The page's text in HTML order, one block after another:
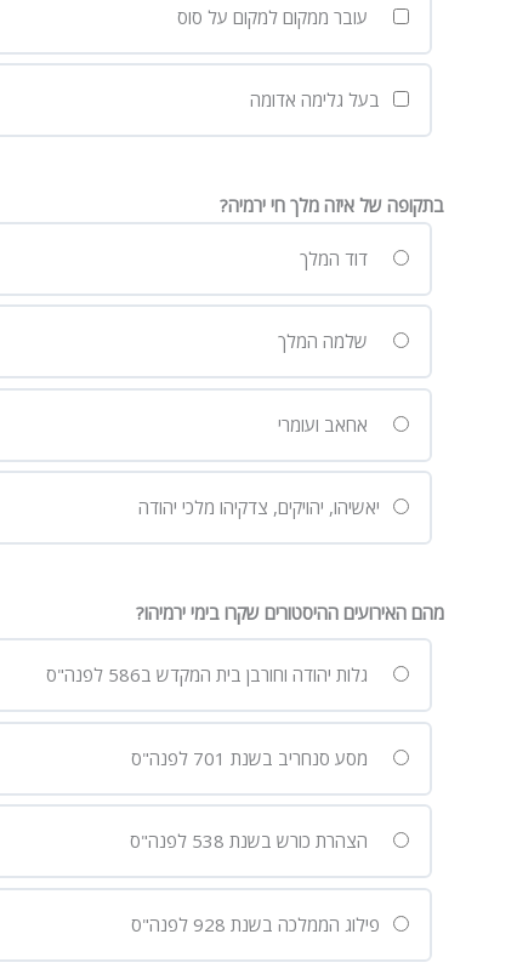
עובר ממקום למקום על סוס
בעל גלימה אדומה
בתקופה של איזה מלך חי ירמיה?
דוד המלך
שלמה המלך
אחאב ועומרי
יאשיהו, יהויקים, צדקיהו מלכי יהודה
מהם האירועים ההיסטורים שקרו בימי ירמיהו?
גלות יהודה וחורבן בית המקדש ב586 לפנה"ס
מסע סנחריב בשנת 701 לפנה"ס
הצהרת כורש בשנת 538 לפנה"ס
פילוג הממלכה בשנת 928 לפנה"ס